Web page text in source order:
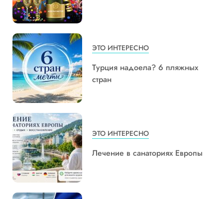
ЭТО ИНТЕРЕСНО
Турция надоела? 6 пляжных
стран
ЭТО ИНТЕРЕСНО
Лечение в санаториях Европы